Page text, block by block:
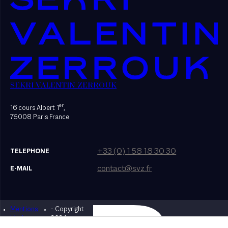
SEKRI VALENTIN ZERROUK
16 cours Albert 1er,
75008 Paris France
TELEPHONE +33 (0) 1 58 18 30 30
E-MAIL contact@svz.fr
Mentions
légales
- Copyright
2024
Designed by Bonhomme